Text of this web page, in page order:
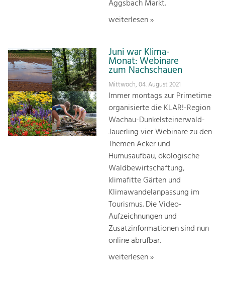
Aggsbach Markt.
weiterlesen »
Juni war Klima-
Monat: Webinare
zum Nachschauen
Mittwoch, 04. August 2021
Immer montags zur Primetime
organisierte die KLAR!-Region
Wachau-Dunkelsteinerwald-
Jauerling vier Webinare zu den
Themen Acker und
Humusaufbau, ökologische
Waldbewirtschaftung,
klimafitte Gärten und
Klimawandelanpassung im
Tourismus. Die Video-
Aufzeichnungen und
Zusatzinformationen sind nun
online abrufbar.
weiterlesen »